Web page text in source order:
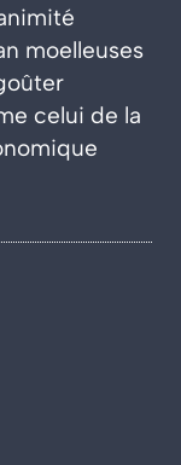
moelleuses
celui de la